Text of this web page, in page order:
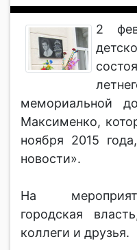
2
мемориальной
Максименко,
ноября 2015
новости».
На
городская
коллеги и друзья.